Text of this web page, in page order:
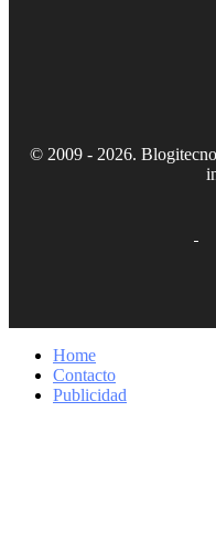
© 2009 - 2026.
Home
Contacto
Publicidad